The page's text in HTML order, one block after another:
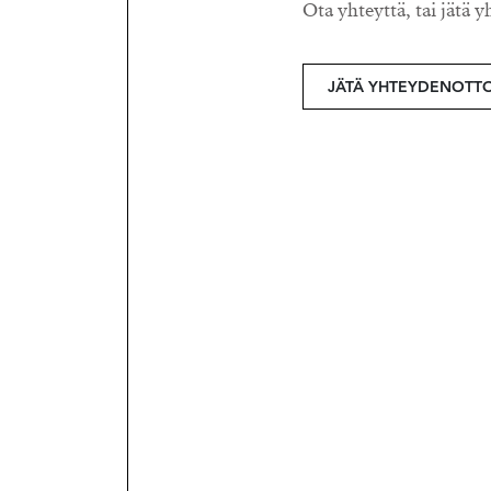
Ota yhteyttä, tai jätä
JÄTÄ